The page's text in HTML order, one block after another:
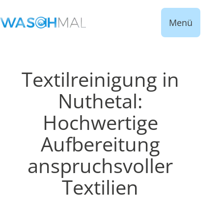
Menü
Textilreinigung in
Nuthetal:
Hochwertige
Aufbereitung
anspruchsvoller
Textilien